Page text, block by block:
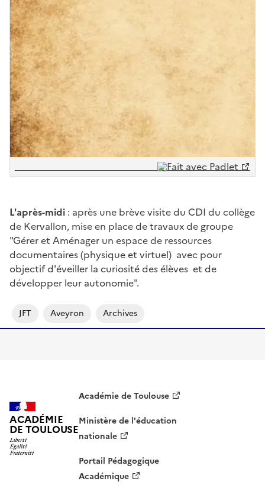
L'après-midi : après une brève visite du CDI du collège
de Kervallon, mise en place de travaux de groupe
"Gérer et Aménager un espace de ressources
documentaires (physique et virtuel) avec pour
objectif d'éveiller la curiosité des élèves et de
développer leur autonomie".
JFT Aveyron Archives
ACADÉMIE
DE TOULOUSE
Académie de Toulouse
Ministère de l'éducation
nationale
Portail Pédagogique
Académique